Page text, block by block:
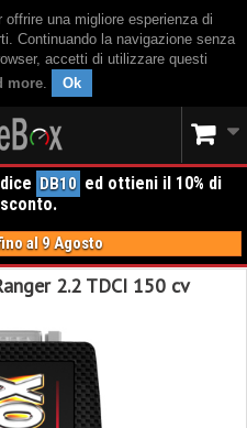
una migliore esperienza di
Continuando la navigazione senza
accetti di utilizzare questi
more. Ok
DB10 ed ottieni il 10% di
sconto.
al 9 Agosto
2.2 TDCI 150 cv